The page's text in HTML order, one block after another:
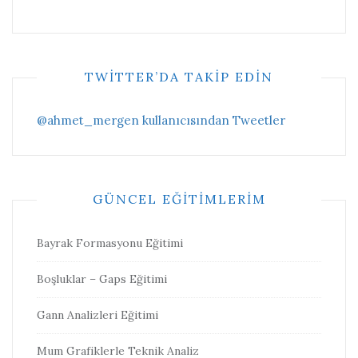
TWITTER’DA TAKIP EDIN
@ahmet_mergen kullanıcısından Tweetler
GÜNCEL EĞITIMLERIM
Bayrak Formasyonu Eğitimi
Boşluklar – Gaps Eğitimi
Gann Analizleri Eğitimi
Mum Grafiklerle Teknik Analiz